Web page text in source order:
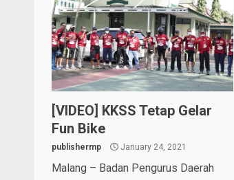
[VIDEO] KKSS Tetap Gelar
Fun Bike
publishermp January 24, 2021
Malang – Badan Pengurus Daerah